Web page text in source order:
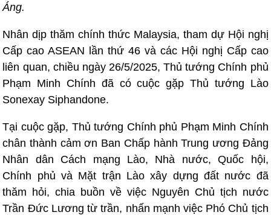
Áng.
Nhân dịp thăm chính thức Malaysia, tham dự Hội nghị
Cấp cao ASEAN lần thứ 46 và các Hội nghị Cấp cao
liên quan, chiều ngày 26/5/2025, Thủ tướng Chính phủ
Phạm Minh Chính đã có cuộc gặp Thủ tướng Lào
Sonexay Siphandone.
Tại cuộc gặp, Thủ tướng Chính phủ Phạm Minh Chính
chân thành cảm ơn Ban Chấp hành Trung ương Đảng
Nhân dân Cách mạng Lào, Nhà nước, Quốc hội,
Chính phủ và Mặt trận Lào xây dựng đất nước đã
thăm hỏi, chia buồn về việc Nguyên Chủ tịch nước
Trần Đức Lương từ trần, nhấn mạnh việc Phó Chủ tịch